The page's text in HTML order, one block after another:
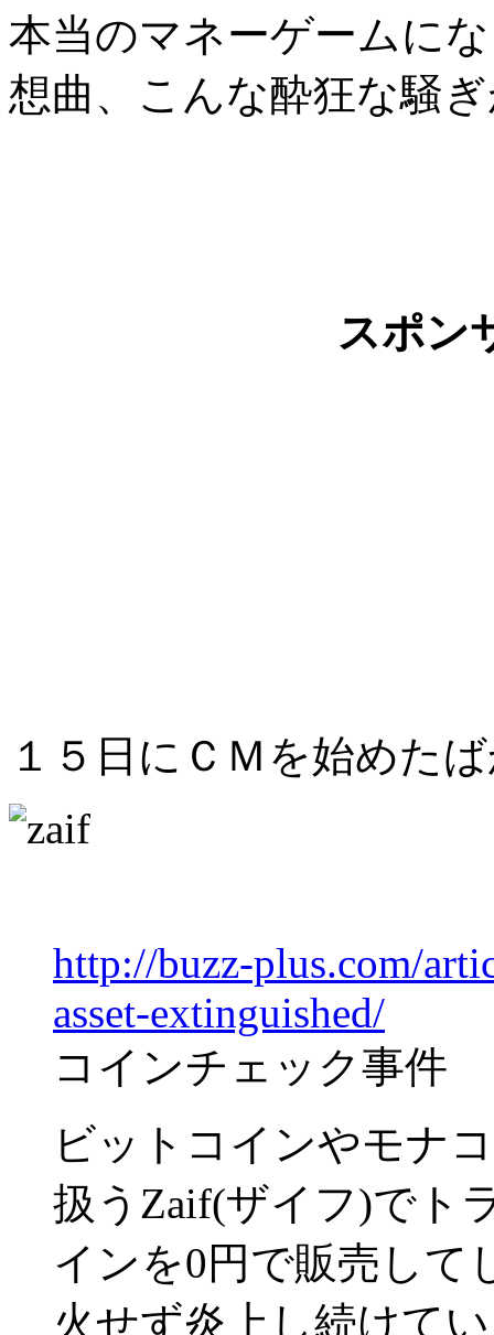
本当のマネーゲームに
想曲、こんな酔狂な騒
スポン
１５日にＣＭを始めた
http://buzz-plus.com/
asset-extinguished/
コインチェック事件
ビットコインやモナ
扱うZaif(ザイフ)でト
インを0円で販売して
火せず炎上し続けて